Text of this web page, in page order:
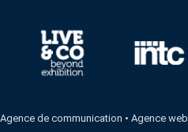
Agence de communication •Agence web